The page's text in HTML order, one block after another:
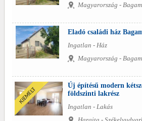
Magyarország -
Eladó családi ház
Ingatlan - Ház
Magyarország -
Új építésű modern
földszinti lakrész
Ingatlan - Lakás